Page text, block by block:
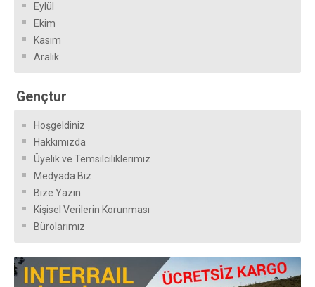
Eylül
Ekim
Kasım
Aralık
Gençtur
Hoşgeldiniz
Hakkımızda
Üyelik ve Temsilciliklerimiz
Medyada Biz
Bize Yazın
Kişisel Verilerin Korunması
Bürolarımız